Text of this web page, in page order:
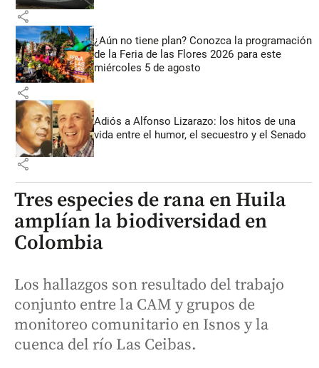
share
¿Aún no tiene plan? Conozca la programación
de la Feria de las Flores 2026 para este
miércoles 5 de agosto
share
Adiós a Alfonso Lizarazo: los hitos de una
vida entre el humor, el secuestro y el Senado
share
Tres especies de rana en Huila
amplían la biodiversidad en
Colombia
Los hallazgos son resultado del trabajo
conjunto entre la CAM y grupos de
monitoreo comunitario en Isnos y la
cuenca del río Las Ceibas.